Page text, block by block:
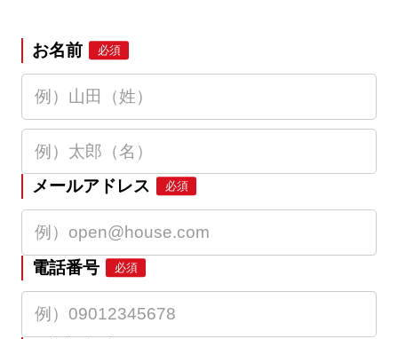
お名前 必須
メールアドレス 必須
電話番号 必須